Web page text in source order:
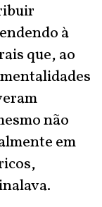
à
que, ao
não
em